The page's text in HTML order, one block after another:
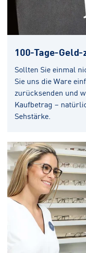
100-Tage-
Sollten Sie einmal
Sie uns die Ware
zurücksenden und
Kaufbetrag –
Sehstärke.